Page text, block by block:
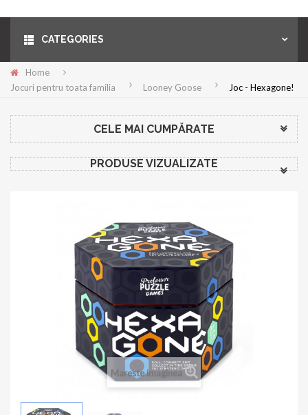
CATEGORIES
Home
Jocuri pentru toata familia
Looney Goose Joc - Hexagone!
CELE MAI CUMPĂRATE
PRODUSE VIZUALIZATE
Mareste imaginea